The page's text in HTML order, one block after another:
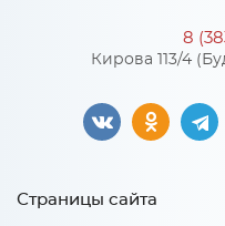
Материал 2: МДФ
Количество упаковок: 3
8
Кирова 113/4
Страницы сайта